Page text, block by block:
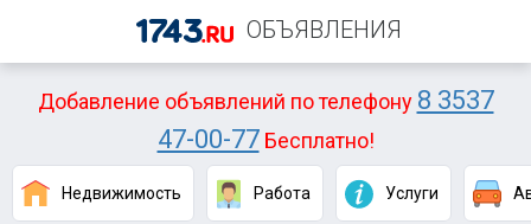
ОБЪЯВЛЕНИЯ
Добавление объявлений по телефону 8 3537
47-00-77Бесплатно!
Недвижимость Работа Услуги